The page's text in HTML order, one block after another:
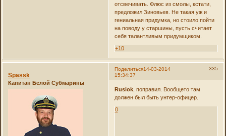
отсвечивать. Флюс из смолы, кстати,
предложил Зиновьев. Не такая уж и
гениальная придумка, но стоило пойти
на поводу у старшины, пусть считает
себя талантливым придумщиком.
+10
Поделиться 335
14-03-2014
15:34:37
Spassk
Капитан Белой Субмарины
Rusiok, поправил. Вообщето там
должен был быть унтер-офицер.
0